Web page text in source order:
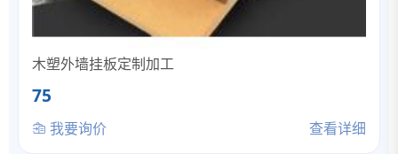
木塑外墙挂板定制加工
75
我要询价 查看详细